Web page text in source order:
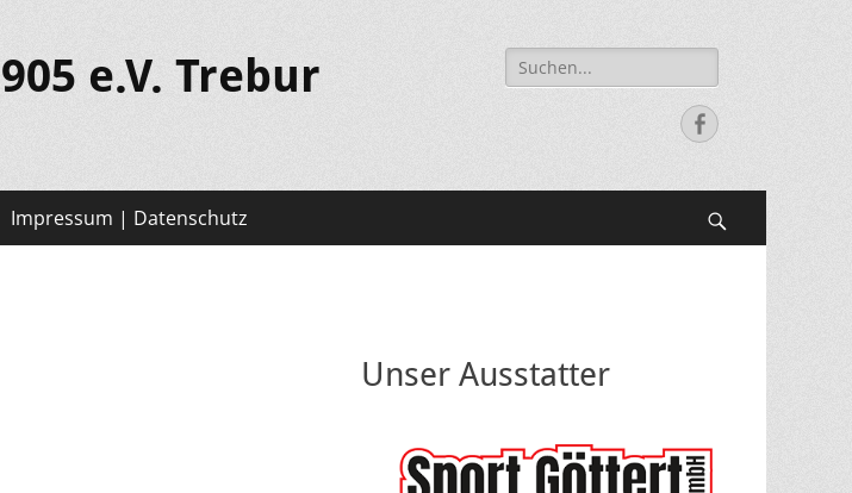
e.V. Trebur
Suche
nach:
Facebook
Impressum | Datenschutz
Unser Ausstatter